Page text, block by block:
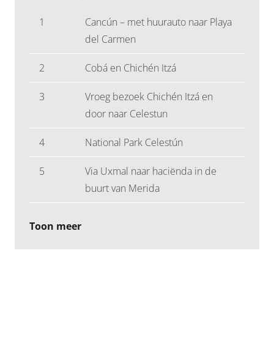
1
Cancún – met huurauto naar Playa
del Carmen
2 Cobá en Chichén Itzá
3
Vroeg bezoek Chichén Itzá en
door naar Celestun
4 National Park Celestún
5
Via Uxmal naar haciënda in de
buurt van Merida
Toon meer